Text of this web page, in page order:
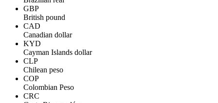
GBP
British pound
CAD
Canadian dollar
KYD
Cayman Islands dollar
CLP
Chilean peso
COP
Colombian Peso
CRC